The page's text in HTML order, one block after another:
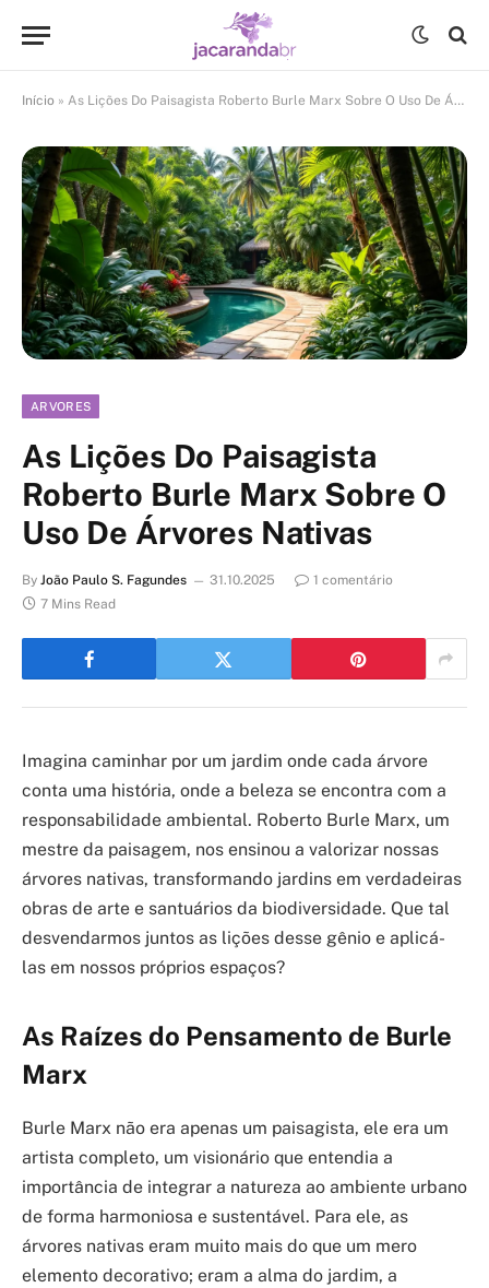
Início » As Lições Do Paisagista Roberto Burle Marx Sobre O Uso De Árvores Nativas
ARVORES
As Lições Do Paisagista
Roberto Burle Marx Sobre O
Uso De Árvores Nativas
By João Paulo S. Fagundes 31.10.2025
1 comentário
7 Mins Read
Imagina caminhar por um jardim onde cada árvore
conta uma história, onde a beleza se encontra com a
responsabilidade ambiental. Roberto Burle Marx, um
mestre da paisagem, nos ensinou a valorizar nossas
árvores nativas, transformando jardins em verdadeiras
obras de arte e santuários da biodiversidade. Que tal
desvendarmos juntos as lições desse gênio e aplicá-
las em nossos próprios espaços?
As Raízes do Pensamento de Burle
Marx
Burle Marx não era apenas um paisagista, ele era um
artista completo, um visionário que entendia a
importância de integrar a natureza ao ambiente urbano
de forma harmoniosa e sustentável. Para ele, as
árvores nativas eram muito mais do que um mero
elemento decorativo; eram a alma do jardim, a